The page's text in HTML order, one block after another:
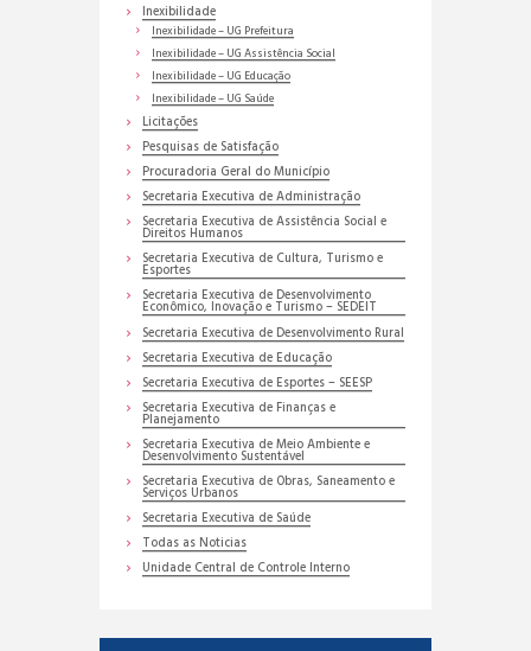
Inexibilidade
Inexibilidade – UG Prefeitura
Inexibilidade – UG Assistência Social
Inexibilidade – UG Educação
Inexibilidade – UG Saúde
Licitações
Pesquisas de Satisfação
Procuradoria Geral do Município
Secretaria Executiva de Administração
Secretaria Executiva de Assistência Social e
Direitos Humanos
Secretaria Executiva de Cultura, Turismo e
Esportes
Secretaria Executiva de Desenvolvimento
Econômico, Inovação e Turismo – SEDEIT
Secretaria Executiva de Desenvolvimento Rural
Secretaria Executiva de Educação
Secretaria Executiva de Esportes – SEESP
Secretaria Executiva de Finanças e
Planejamento
Secretaria Executiva de Meio Ambiente e
Desenvolvimento Sustentável
Secretaria Executiva de Obras, Saneamento e
Serviços Urbanos
Secretaria Executiva de Saúde
Todas as Noticias
Unidade Central de Controle Interno